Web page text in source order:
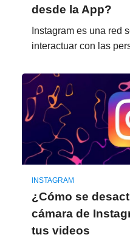
desde la App?
Instagram es una red
interactuar con las
INSTAGRAM
¿Cómo se
cámara de
tus videos